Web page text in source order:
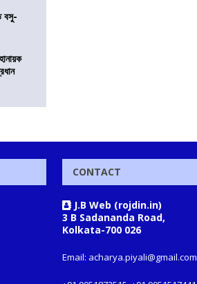
বসু-
CONTACT
J.B Web (rojdin.in)
3 B Sadananda Road,
Kolkata-700 026
Email: acharya.piyali@gmail.com